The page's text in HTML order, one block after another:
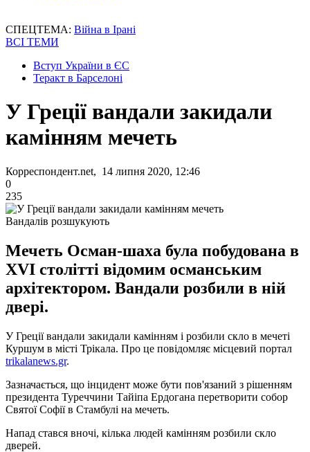
СПЕЦТЕМА: Війна в Ірані
ВСІ ТЕМИ
Вступ України в ЄС
Теракт в Барселоні
У Греції вандали закидали
камінням мечеть
Корреспондент.net, 14 липня 2020, 12:46
0
235
Вандалів розшукують
Мечеть Осман-шаха була побудована в
XVI столітті відомим османським
архітектором. Вандали розбили в ній
двері.
У Греції вандали закидали камінням і розбили скло в мечеті
Куршум в місті Трікала. Про це повідомляє місцевий портал
trikalanews.gr.
Зазначається, що інцидент може бути пов'язаний з рішенням
президента Туреччини Тайіпа Ердогана перетворити собор
Святої Софії в Стамбулі на мечеть.
Напад стався вночі, кілька людей камінням розбили скло
дверей.